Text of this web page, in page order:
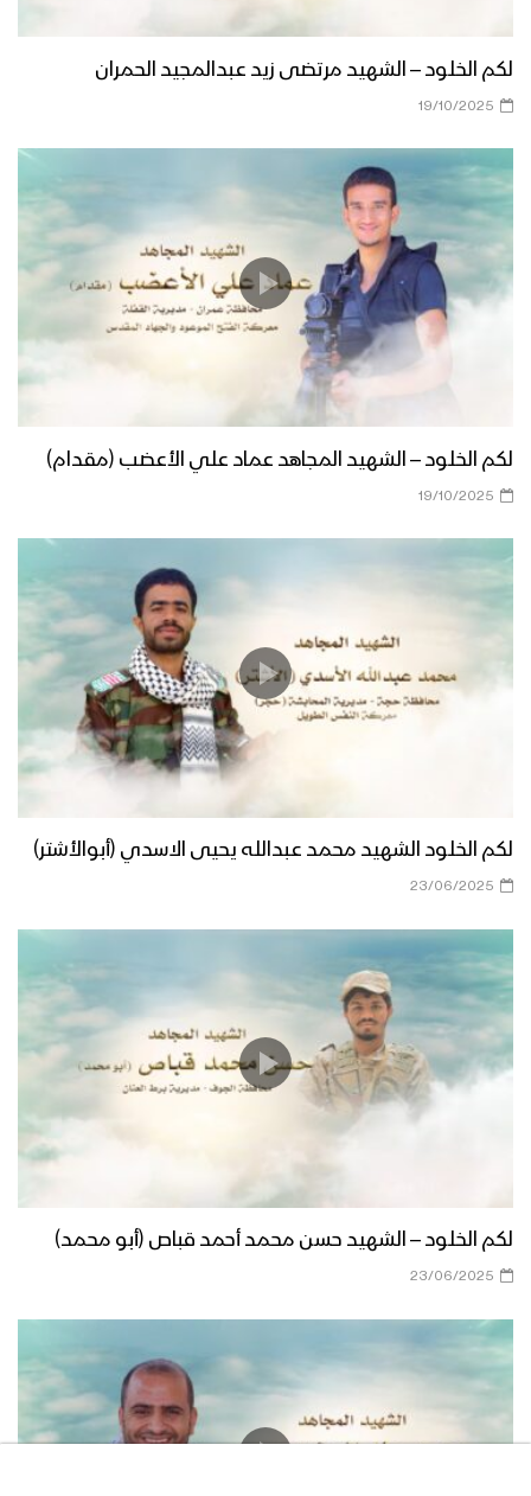
لكم الخلود – الشهيد مرتضى زيد عبدالمجيد الحمران
19/10/2025
لكم الخلود – الشهيد المجاهد عماد علي الأعضب (مقدام)
19/10/2025
لكم الخلود الشهيد محمد عبدالله يحيى الاسدي (أبوالأشتر)
23/06/2025
لكم الخلود – الشهيد حسن محمد أحمد قباص (أبو محمد)
23/06/2025